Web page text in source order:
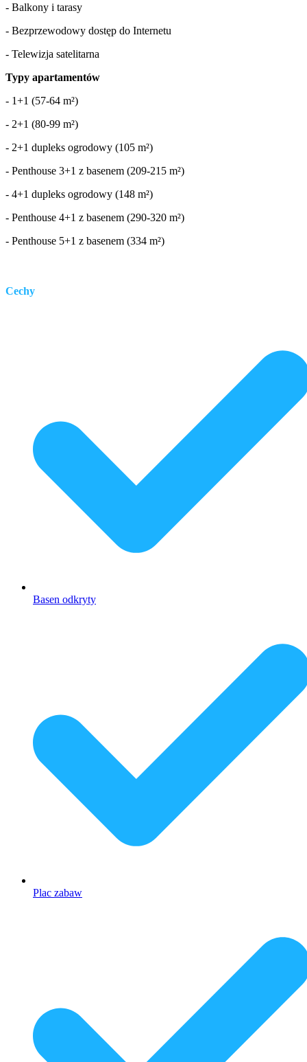
- Balkony i tarasy
- Bezprzewodowy dostęp do Internetu
- Telewizja satelitarna
Typy apartamentów
- 1+1 (57-64 m²)
- 2+1 (80-99 m²)
- 2+1 dupleks ogrodowy (105 m²)
- Penthouse 3+1 z basenem (209-215 m²)
- 4+1 dupleks ogrodowy (148 m²)
- Penthouse 4+1 z basenem (290-320 m²)
- Penthouse 5+1 z basenem (334 m²)
Cechy
Basen odkryty
Plac zabaw